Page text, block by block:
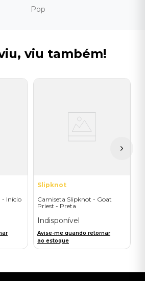
Pop
viu também!
- Início
Slipknot
Camiseta Slipknot - Goat
Priest - Preta
Indisponível
Avise-me quando retornar
ao estoque